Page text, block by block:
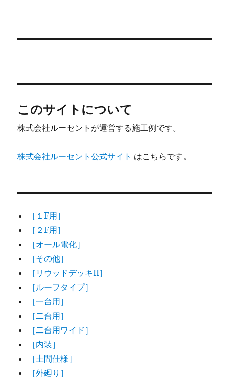
このサイトについて
株式会社ルーセントが運営する施工例です。
株式会社ルーセント公式サイト はこちらです。
［１F用］
［２F用］
［オール電化］
［その他］
［リウッドデッキII］
［ルーフタイプ］
［一台用］
［二台用］
［二台用ワイド］
［内装］
［土間仕様］
［外廻り］